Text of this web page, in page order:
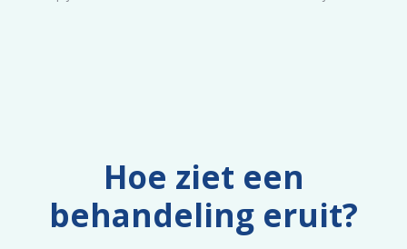
Hoe ziet een
behandeling eruit?